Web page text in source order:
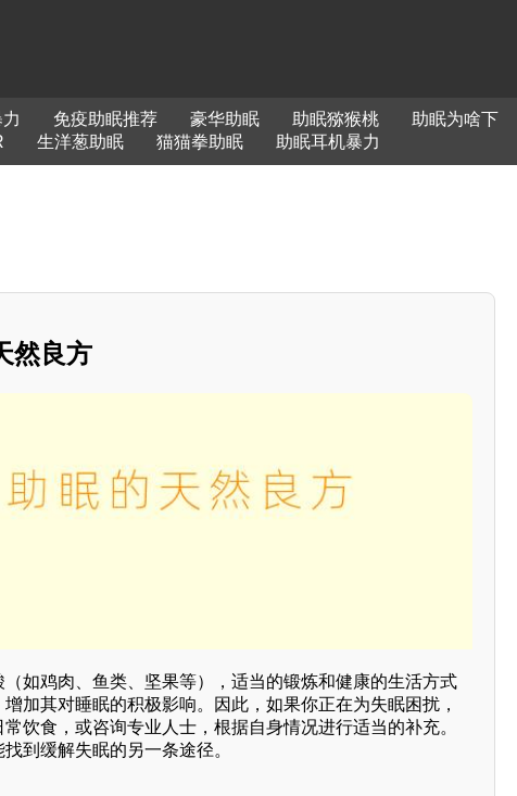
免疫助眠推荐 豪华助眠 助眠猕猴桃
助眠为啥下
生洋葱助眠 猫猫拳助眠 助眠耳机暴力
然良方
（如鸡肉、鱼类、坚果等），适当的锻炼和健康的生活方式
加其对睡眠的积极影响。因此，如果你正在为失眠困扰，
饮食，或咨询专业人士，根据自身情况进行适当的补充。
到缓解失眠的另一条途径。